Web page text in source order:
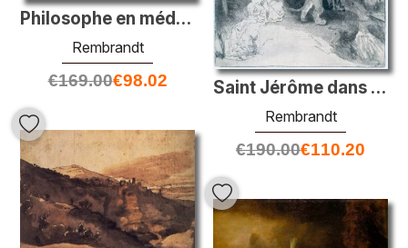
Saint Jérôme dans un paysage italien
Rembrandt
€190.00€110.20
Philosophe en méditation
Rembrandt
€169.00€98.02